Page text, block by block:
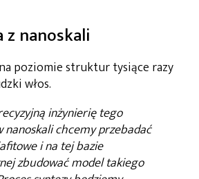
nanoskali
poziomie struktur tysiące razy
włos.
inżynierię tego
nanoskali chcemy przebadać
i na tej bazie
zbudować model takiego